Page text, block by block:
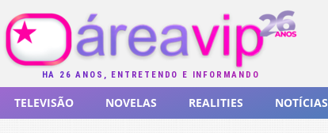
HÁ 26 ANOS, ENTRETENDO E INFORMANDO
TELEVISÃO NOVELAS REALITIES NOTÍCIAS